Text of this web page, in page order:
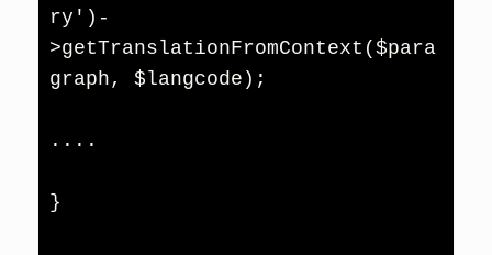
ry')-
>getTranslationFromContext($para
graph, $langcode);
....
}